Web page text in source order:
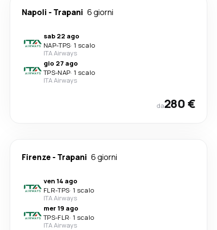
Napoli - Trapani 6 giorni
sab 22 ago
NAP-TPS· 1 scalo
ITA Airways
gio 27 ago
TPS-NAP· 1 scalo
ITA Airways
da280 €
Firenze - Trapani 6 giorni
ven 14 ago
FLR-TPS· 1 scalo
ITA Airways
mer 19 ago
TPS-FLR· 1 scalo
ITA Airways